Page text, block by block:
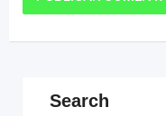
Search